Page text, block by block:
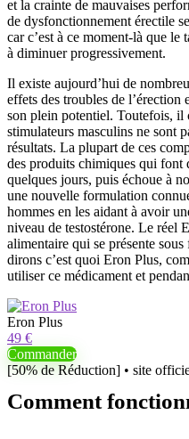
et la crainte de mauvaises
de dysfonctionnement érectile
car c’est à ce moment-là que le
à diminuer progressivement.
Il existe aujourd’hui de
effets des troubles de l’érection
son plein potentiel. Toutefois, il
stimulateurs masculins ne sont
résultats. La plupart de ces
des produits chimiques qui font
quelques jours, puis échoue à
une nouvelle formulation
hommes en les aidant à avoir
niveau de testostérone. Le réel
alimentaire qui se présente
dirons c’est quoi Eron Plus,
utiliser ce médicament et
Eron Plus
49 €
Commander
[50% de Réduction] • site
Comment